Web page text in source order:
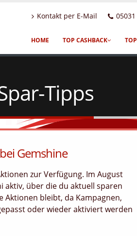
Kontakt per E-Mail
HOME TOP CASHBACK
Tipps
Gemshine
zur Verfügung. Im August
aktiv, über die du aktuell sparen
bleibt, da Kampagnen,
oder wieder aktiviert werden